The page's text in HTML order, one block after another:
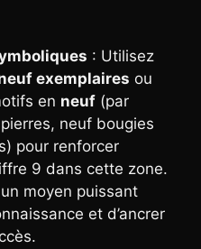
: Utilisez
exemplaires ou
en neuf(par
neuf bougies
pour renforcer
9 dans cette zone.
moyen puissant
et d’ancrer